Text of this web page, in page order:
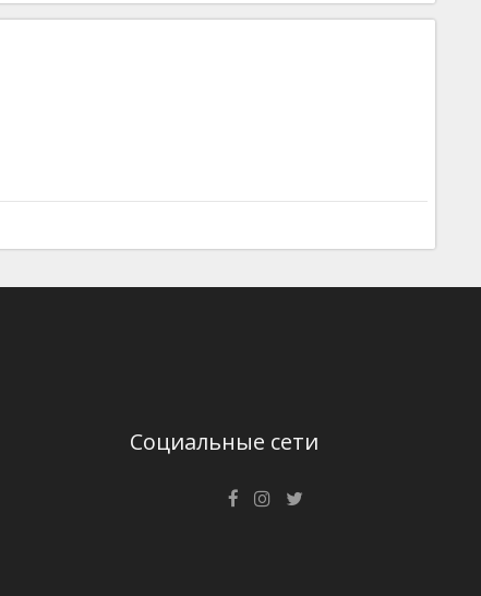
Социальные сети